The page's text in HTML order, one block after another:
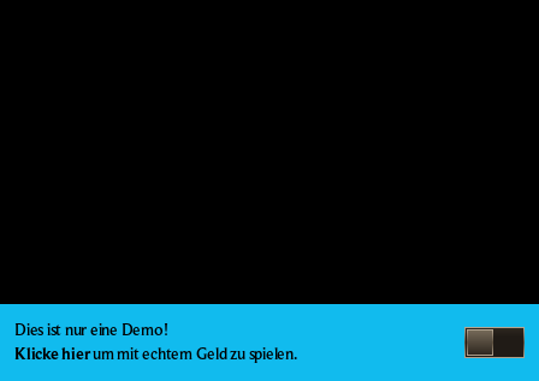
Dies ist nur eine Demo!
Klicke hierum mit echtem Geld zu spielen.